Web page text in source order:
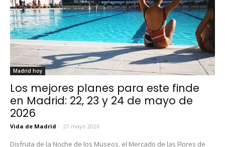
Madrid hoy
Los mejores planes para este finde
en Madrid: 22, 23 y 24 de mayo de
2026
Vida de Madrid - 21 mayo 2026
Disfruta de la Noche de los Museos, el Mercado de las Flores de